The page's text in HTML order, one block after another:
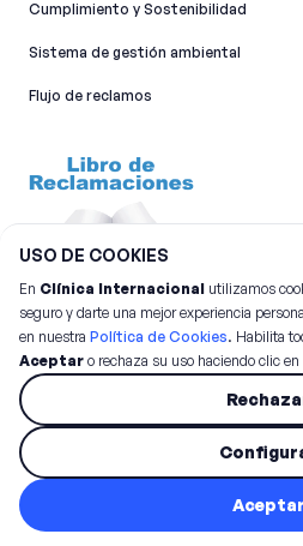
Cumplimiento y Sostenibilidad
Sistema de gestión ambiental
Flujo de reclamos
©2026Clínica
Todos los
USO DE COOKIES
En Clínica Internacional utilizamos
seguro y darte una mejor experiencia
en nuestra Política de Cookies. Habilita
Aceptar o rechaza su uso haciendo clic en
Aceptar